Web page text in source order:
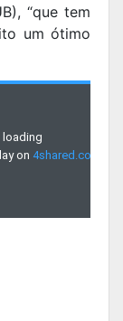
“que tem
um ótimo